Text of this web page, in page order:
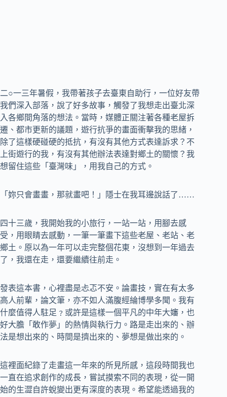
二○一三年暑假，我帶著孩子去臺東自助行，一位好友帶
我們深入部落，說了好多故事，觸發了我想走出臺北深
入各鄉間角落的想法。當時，媒體正關注著各種老屋拆
遷、都市更新的議題，遊行抗爭的畫面衝擊我的思緒，
除了這樣硬碰硬的抵抗，有沒有其他方式表達訴求？不
上街遊行的我，有沒有其他辦法表達對鄉土的關懷？我
想留住這些「臺灣味」，用我自己的方式。
「妳只會畫畫，那就畫吧！」隱士在我耳邊說話了……
四十三歲，我開始我的小旅行，一站一站，用腳去感
受，用眼睛去感動，一筆一筆畫下這些老屋、老站、老
鄉土。原以為一年可以走完整個花東，沒想到一年過去
了，我還在走，還要繼續往前走。
發表這本書，心裡盡是忐忑不安。論畫技，實在有太多
高人前輩，論文筆，亦不如人滿腹經綸博學多聞。我有
什麼值得人駐足﹖或許是這樣一個平凡的中年大嬸，也
好大膽「敢作夢」的熱情與執行力。路是走出來的、辦
法是想出來的、時間是擠出來的、夢想是做出來的。
這裡面紀錄了走畫這一年來的所見所感，這段時間我也
一直在追求創作的成長，嘗試摸索不同的表現，從一開
始的生澀自許蛻變出更有深度的表現。希望能透過我的